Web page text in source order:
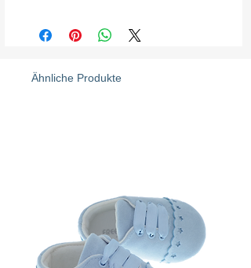
Ähnliche Produkte